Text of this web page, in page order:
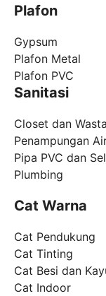
Plafon
Gypsum
Plafon Metal
Plafon PVC
Sanitasi
Closet dan
Penampungan
Pipa PVC dan
Plumbing
Cat Warna
Cat Pendukung
Cat Tinting
Cat Besi dan
Cat Indoor